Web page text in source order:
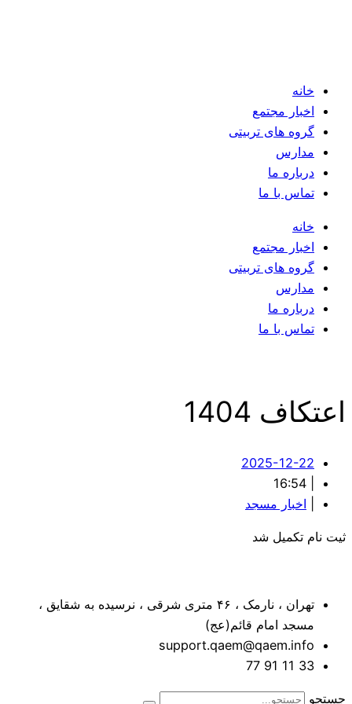
خانه
اخبار مجتمع
گروه های تربیتی
مدارس
درباره ما
تماس با ما
خانه
اخبار مجتمع
گروه های تربیتی
مدارس
درباره ما
تماس با ما
اعتکاف 1404
2025-12-22
16:54
اخبار مسجد
ثیت نام تکمیل شد
تهران ، نارمک ، ۴۶ متری شرقی ، نرسیده به شقایق ،
مسجد امام قائم(عج)
support.qaem@qaem.info
33 11 91 77
جستجو